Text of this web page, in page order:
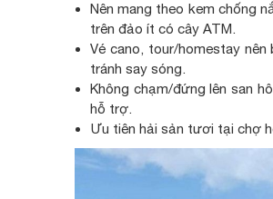
Nên mang theo kem chống
trên đảo ít có cây ATM.
Vé cano, tour/homestay
tránh say sóng.
Không chạm/đứng lên san
hỗ trợ.
Ưu tiên hải sản tươi tại chợ